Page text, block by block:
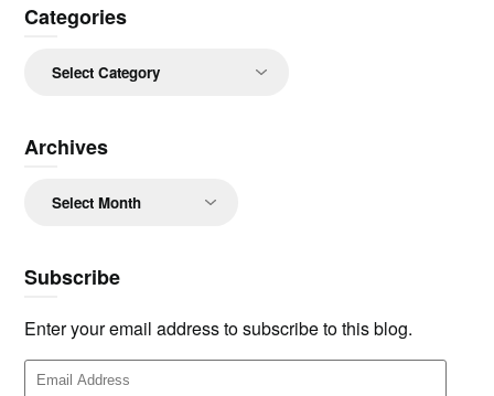
Categories
Archives
Subscribe
Enter your email address to subscribe to this blog.
Email